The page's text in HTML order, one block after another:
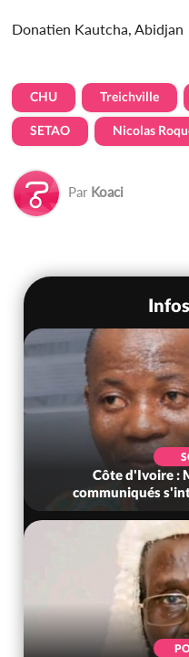
Donatien Kautcha, Abidjan
CHU Treichville
SETAO Nicolas
Par Koaci
Côte d'Ivoire :
communiqués